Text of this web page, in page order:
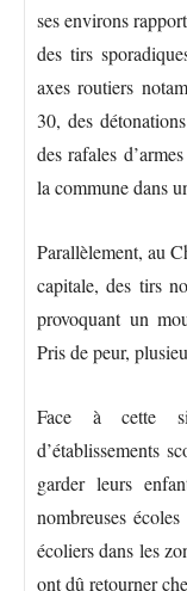
ses environs
des tirs
axes routiers
30, des
des rafales
la commune dans
Parallèlement, au
capitale, des tirs
provoquant un
Pris de peur,
Face à cette
d’établissements
garder leurs
nombreuses
écoliers dans les
ont dû retourner